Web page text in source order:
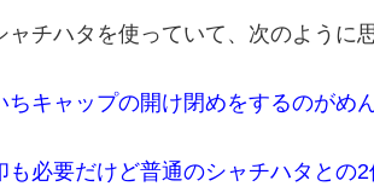
ャチハタを使っていて、次のように
ちキャップの開け閉めをするのがめ
も必要だけど普通のシャチハタと